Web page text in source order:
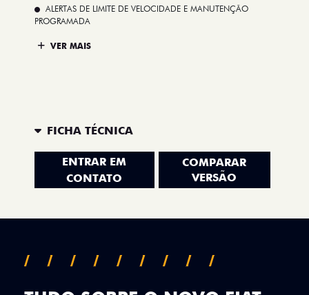
ALERTAS DE LIMITE DE VELOCIDADE E MANUTENÇÃO
PROGRAMADA
VER MAIS
FICHA TÉCNICA
ENTRAR EM
CONTATO
COMPARAR
VERSÃO